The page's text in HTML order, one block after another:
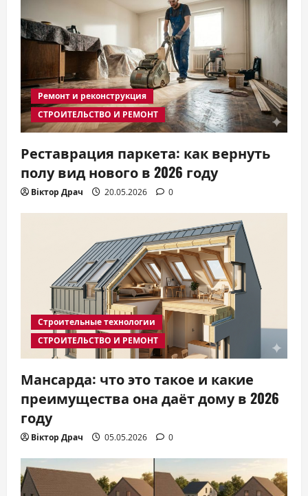
Ремонт и реконструкция
СТРОИТЕЛЬСТВО И РЕМОНТ
Реставрация паркета: как вернуть
полу вид нового в 2026 году
Віктор Драч 20.05.2026 0
Строительные технологии
СТРОИТЕЛЬСТВО И РЕМОНТ
Мансарда: что это такое и какие
преимущества она даёт дому в 2026
году
Віктор Драч 05.05.2026 0